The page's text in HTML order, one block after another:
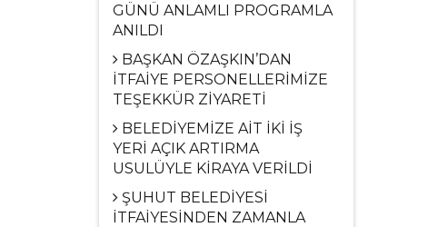
GÜNÜ ANLAMLI PROGRAMLA
ANILDI
BAŞKAN ÖZAŞKIN’DAN
İTFAİYE PERSONELLERİMİZE
TEŞEKKÜR ZİYARETİ
BELEDİYEMİZE AİT İKİ İŞ
YERİ AÇIK ARTIRMA
USULÜYLE KİRAYA VERİLDİ
ŞUHUT BELEDİYESİ
İTFAİYESİNDEN ZAMANLA